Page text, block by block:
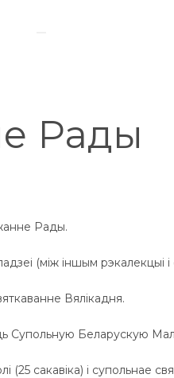
Рады
Рады.
(між іншым рэкалекцыі
Вялікадня.
Супольную Беларускую
(25 сакавіка) і супольнае